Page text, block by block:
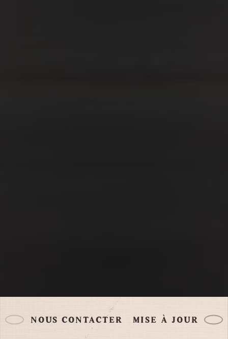
NOUS CONTACTER MISE À JOUR DU